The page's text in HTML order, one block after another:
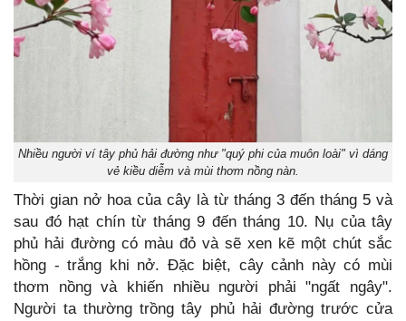
Nhiều người ví tây phủ hải đường như "quý phi của muôn loài" vì dáng
vẻ kiều diễm và mùi thơm nồng nàn.
Thời gian nở hoa của cây là từ tháng 3 đến tháng 5 và
sau đó hạt chín từ tháng 9 đến tháng 10. Nụ của tây
phủ hải đường có màu đỏ và sẽ xen kẽ một chút sắc
hồng - trắng khi nở. Đặc biệt, cây cảnh này có mùi
thơm nồng và khiến nhiều người phải "ngất ngây".
Người ta thường trồng tây phủ hải đường trước cửa